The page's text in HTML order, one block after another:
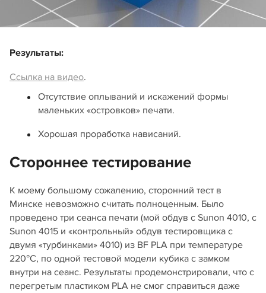
Результаты:
Ссылка на видео.
Отсутствие оплываний и искажений формы
маленьких «островков» печати.
Хорошая проработка нависаний.
Стороннее тестирование
К моему большому сожалению, сторонний тест в
Минске невозможно считать полноценным. Было
проведено три сеанса печати (мой обдув с Sunon 4010, с
Sunon 4015 и «контрольный» обдув тестировщика с
двумя «турбинками» 4010) из BF PLA при температуре
220°С, по одной тестовой модели кубика с замком
внутри на сеанс. Результаты продемонстрировали, что с
перегретым пластиком PLA не смог справиться даже